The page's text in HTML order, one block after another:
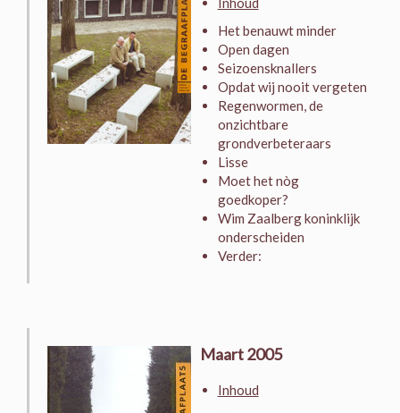
Het benauwt minder
Open dagen
Seizoensknallers
Opdat wij nooit vergeten
Regenwormen, de
onzichtbare
grondverbeteraars
Lisse
Moet het nòg
goedkoper?
Wim Zaalberg koninklijk
onderscheiden
Verder:
Maart 2005
Inhoud